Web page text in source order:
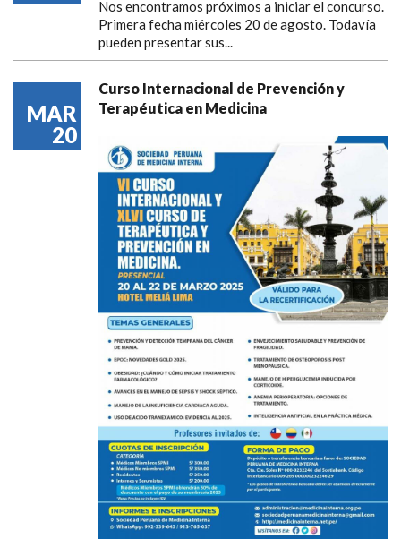
Nos encontramos próximos a iniciar el concurso.
Primera fecha miércoles 20 de agosto. Todavía
pueden presentar sus...
MAR
20
Curso Internacional de Prevención y
Terapéutica en Medicina